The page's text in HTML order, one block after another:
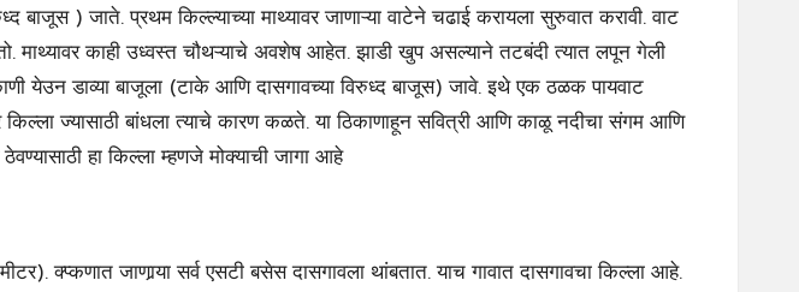
बाजूस ) जाते. प्रथम किल्ल्याच्या माथ्यावर जाणाऱ्या वाटेने चढाई करायला सुरुवात करावी. वाट
माथ्यावर काही उध्वस्त चौथऱ्याचे अवशेष आहेत. झाडी खुप असल्याने तटबंदी त्यात लपून गेली
येउन डाव्या बाजूला (टाके आणि दासगावच्या विरुध्द बाजूस) जावे. इथे एक ठळक पायवाट
ज्यासाठी बांधला त्याचे कारण कळते. या ठिकाणाहून सवित्री आणि काळू नदीचा संगम आणि
ठेवण्यासाठी हा किल्ला म्हणजे मोक्याची जागा आहे
क्प्कणात जाणार्‍या सर्व एसटी बसेस दासगावला थांबतात. याच गावात दासगावचा किल्ला आहे.